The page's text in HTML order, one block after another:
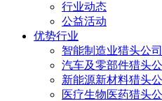
行业动态
公益活动
优势行业
智能制造业猎头公司
汽车及零部件猎头
新能源新材料猎头
医疗生物医药猎头